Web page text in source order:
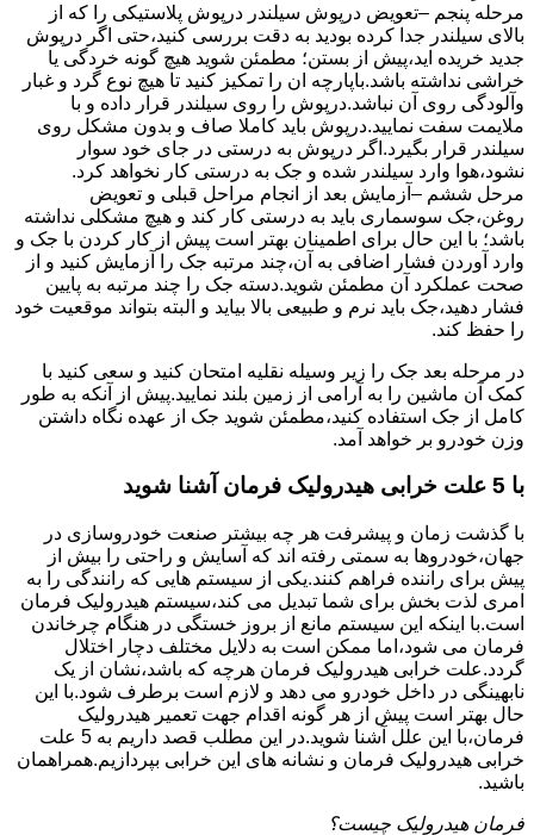
مرحله پنجم –تعویض درپوش سیلندر درپوش پلاستیکی را که از
بالای سیلندر جدا کرده بودید به دقت بررسی کنید،حتی اگر درپوش
جدید خریده اید،پیش از بستن؛ مطمئن شوید هیچ گونه خردگی یا
خراشی نداشته باشد.باپارچه ان را تمکیز کنید تا هیچ نوع گرد و غبار
وآلودگی روی آن نباشد.درپوش را روی سیلندر قرار داده و با
ملایمت سفت نمایید.درپوش باید کاملا صاف و بدون مشکل روی
سیلندر قرار بگیرد.اگر درپوش به درستی در جای خود سوار
نشود،هوا وارد سیلندر شده و جک به درستی کار نخواهد کرد.
مرحل ششم –آزمایش بعد از انجام مراحل قبلی و تعویض
روغن،جک سوسماری باید به درستی کار کند و هیچ مشکلی نداشته
باشد؛ با این حال برای اطمینان بهتر است پیش از کار کردن با جک و
وارد آوردن فشار اضافی به آن،چند مرتبه جک را آزمایش کنید و از
صحت عملکرد آن مطمئن شوید.دسته جک را چند مرتبه به پایین
فشار دهید،جک باید نرم و طبیعی بالا بیاید و البته بتواند موقعیت خود
را حفظ کند.
در مرحله بعد جک را زیر وسیله نقلیه امتحان کنید و سعی کنید با
کمک آن ماشین را به آرامی از زمین بلند نمایید.پیش از آنکه به طور
کامل از جک استفاده کنید،مطمئن شوید جک از عهده نگاه داشتن
وزن خودرو بر خواهد آمد.
با 5 علت خرابی هیدرولیک فرمان آشنا شوید
با گذشت زمان و پیشرفت هر چه بیشتر صنعت خودروسازی در
جهان،خودروها به سمتی رفته اند که آسایش و راحتی را بیش از
پیش برای راننده فراهم کنند.یکی از سیستم هایی که رانندگی را به
امری لذت بخش برای شما تبدیل می کند،سیستم هیدرولیک فرمان
است.با اینکه این سیستم مانع از بروز خستگی در هنگام چرخاندن
فرمان می شود،اما ممکن است به دلایل مختلف دچار اختلال
گردد.علت خرابی هیدرولیک فرمان هرچه که باشد،نشان از یک
نابهینگی در داخل خودرو می دهد و لازم است برطرف شود.با این
حال بهتر است پیش از هر گونه اقدام جهت تعمیر هیدرولیک
فرمان،با این علل آشنا شوید.در این مطلب قصد داریم به 5 علت
خرابی هیدرولیک فرمان و نشانه های این خرابی بپردازیم.همراهمان
باشید.
فرمان هیدرولیک چیست؟